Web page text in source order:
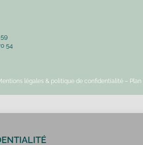
54
légales & politique de confidentialité –